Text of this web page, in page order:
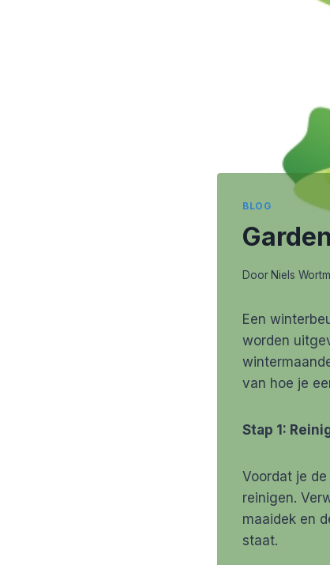
BLOG
Door Niels
Een
worden
van hoe je
Stap 1:
Voordat je
reinigen.
maaidek en
staat.